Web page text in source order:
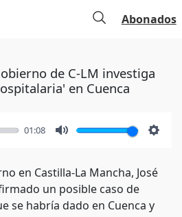
Abonados
de C-LM investiga
en Cuenca
01:08
en Castilla-La Mancha, José
un posible caso de
se habría dado en Cuenca y